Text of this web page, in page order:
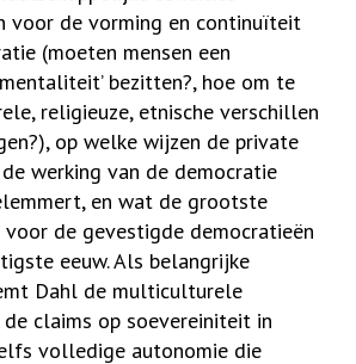
voor de vorming en continuïteit
(moeten mensen een
bezitten?, hoe om te
religieuze, etnische verschillen
op welke wijzen de private
werking van de democratie
en wat de grootste
de gevestigde democratieën
eeuw. Als belangrijke
Dahl de multiculturele
claims op soevereiniteit in
volledige autonomie die